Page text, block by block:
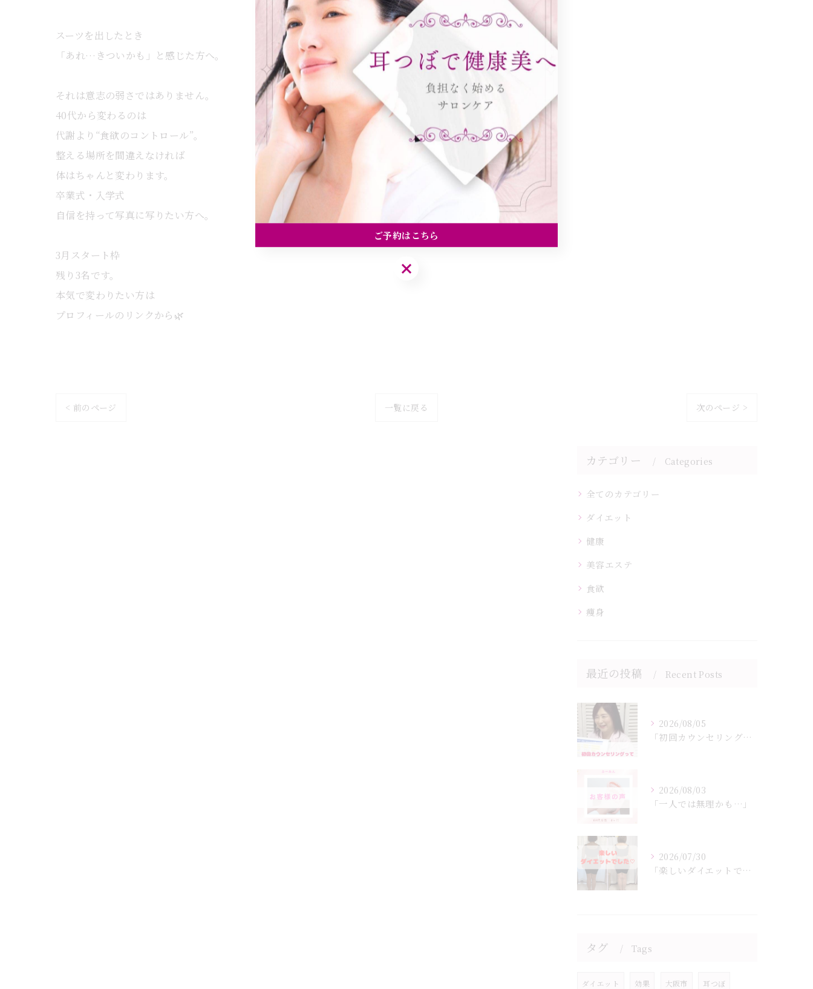
スーツを出したとき
「あれ…きついかも」と感じた方へ。
それは意志の弱さではありません。
40代から変わるのは
代謝より“食欲のコントロール”。
整える場所を間違えなければ
体はちゃんと変わります。
卒業式・入学式
自信を持って写真に写りたい方へ。
3月スタート枠
残り3名です。
本気で変わりたい方は
プロフィールのリンクから🌿
< 前のページ 一覧に戻る 次のページ >
カテゴリー Categories
全てのカテゴリー
ダイエット
健康
美容エステ
食欲
痩身
最近の投稿 Recent Posts
2026/08/05
「初回カウンセリングでは何をするの？」
2026/08/03
「一人では無理かも…」
2026/07/30
「楽しいダイエットでした♡」
タグ Tags
ダイエット 効果 大阪市 耳つぼ
ご予約はこちら
ご予約はこちら